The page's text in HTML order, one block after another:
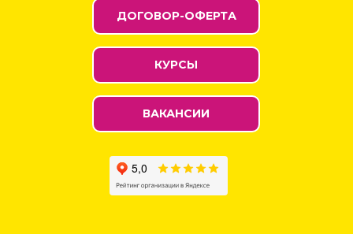
ВАКАНСИИ
КУРСЫ
ДОГОВОР-ОФЕРТА